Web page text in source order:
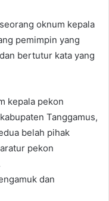
oknum kepala
pemimpin yang
bertutur kata yang
kepala pekon
Tanggamus,
belah pihak
pekon
dan